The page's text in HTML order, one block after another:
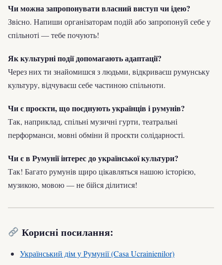
Чи можна запропонувати власний виступ чи ідею?
Звісно. Напиши організаторам подій або запропонуй себе у
спільноті — тебе почують!
Як культурні події допомагають адаптації?
Через них ти знайомишся з людьми, відкриваєш румунську
культуру, відчуваєш себе частиною спільноти.
Чи є проєкти, що поєднують українців і румунів?
Так, наприклад, спільні музичні гурти, театральні
перформанси, мовні обміни й проєкти солідарності.
Чи є в Румунії інтерес до української культури?
Так! Багато румунів щиро цікавляться нашою історією,
музикою, мовою — не бійся ділитися!
Корисні посилання:
Український дім у Румунії (Casa Ucrainienilor)